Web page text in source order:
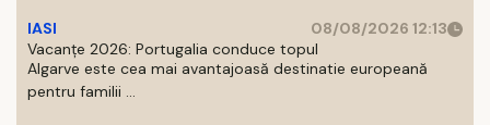
IASI
08/08/2026 12:13
Vacanțe 2026: Portugalia conduce topul
Algarve este cea mai avantajoasă destinatie europeană
pentru familii ...